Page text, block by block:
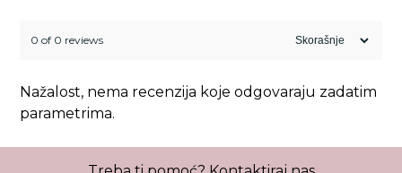
0 of 0 reviews
Nažalost, nema recenzija koje odgovaraju zadatim
parametrima.